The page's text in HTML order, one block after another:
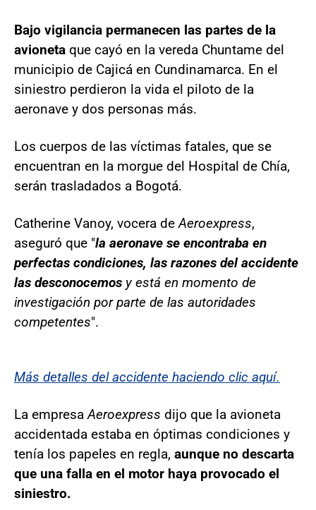
Bajo vigilancia permanecen las partes de la
avioneta que cayó en la vereda Chuntame del
municipio de Cajicá en Cundinamarca. En el
siniestro perdieron la vida el piloto de la
aeronave y dos personas más.
Los cuerpos de las víctimas fatales, que se
encuentran en la morgue del Hospital de Chía,
serán trasladados a Bogotá.
Catherine Vanoy, vocera de Aeroexpress,
aseguró que "la aeronave se encontraba en
perfectas condiciones, las razones del accidente
las desconocemos y está en momento de
investigación por parte de las autoridades
competentes".
Más detalles del accidente haciendo clic aquí.
La empresa Aeroexpress dijo que la avioneta
accidentada estaba en óptimas condiciones y
tenía los papeles en regla, aunque no descarta
que una falla en el motor haya provocado el
siniestro.